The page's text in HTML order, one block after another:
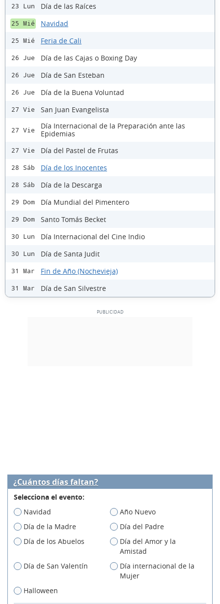
23 Lun Día de las Raíces
25 Mié Navidad
25 Mié Feria de Cali
26 Jue Día de las Cajas o Boxing Day
26 Jue Día de San Esteban
26 Jue Día de la Buena Voluntad
27 Vie San Juan Evangelista
27 Vie
Día Internacional de la Preparación ante las
Epidemias
27 Vie Día del Pastel de Frutas
28 Sáb Día de los Inocentes
28 Sáb Día de la Descarga
29 Dom Día Mundial del Pimentero
29 Dom Santo Tomás Becket
30 Lun Día Internacional del Cine Indio
30 Lun Día de Santa Judit
31 Mar Fin de Año (Nochevieja)
31 Mar Día de San Silvestre
¿Cuántos días faltan?
Selecciona el evento:
Navidad
Año Nuevo
Día de la Madre
Día del Padre
Día de los Abuelos
Día del Amor y la
Amistad
Día de San Valentín
Día internacional de la
Mujer
Halloween